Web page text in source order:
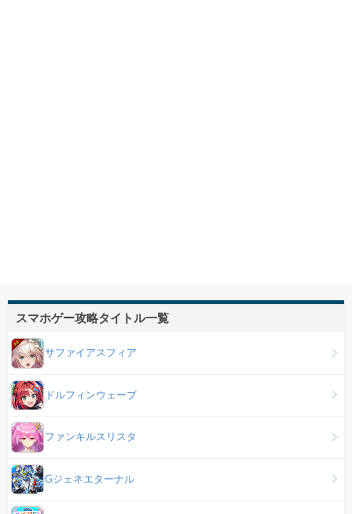
スマホゲー攻略タイトル一覧
サファイアスフィア
ドルフィンウェーブ
ファンキルスリスタ
Gジェネエターナル